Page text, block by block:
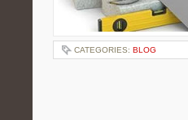
CATEGORIES: BLOG